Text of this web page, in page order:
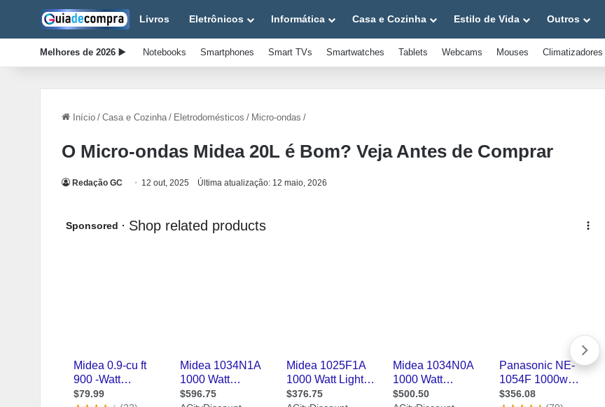
Livros Eletrônicos Informática Casa e Cozinha Estilo de Vida Outros
Melhores de 2026 ▶️ Notebooks Smartphones Smart TVs Smartwatches Tablets Webcams Mouses Climatizadores
Início / Casa e Cozinha / Eletrodomésticos / Micro-ondas /
O Micro-ondas Midea 20L é Bom? Veja Antes de Comprar
Redação GC 12 out, 2025 Última atualização: 12 maio, 2026